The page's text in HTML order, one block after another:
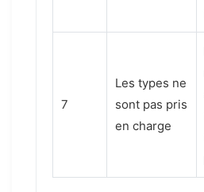
7
Les types ne
sont pas pris
en charge